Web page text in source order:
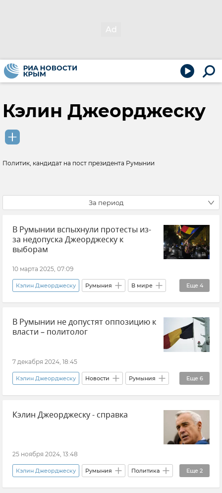
Кэлин Джеорджеску
Политик, кандидат на пост президента Румынии
За период
В Румынии вспыхнули протесты из-
за недопуска Джеорджеску к
выборам
10 марта 2025, 07:09
Еще 4
Кэлин Джеорджеску Румыния В мире
Политика Новости Протесты
Выборы
В Румынии не допустят оппозицию к
власти – политолог
7 декабря 2024, 18:45
Еще 6
Кэлин Джеорджеску Новости Румыния
Мнения Игорь Шатров Политика
Выборы Коллективный Запад
Кэлин Джеорджеску - справка
25 ноября 2024, 13:48
Еще 2
Кэлин Джеорджеску Румыния Политика
Биография В мире